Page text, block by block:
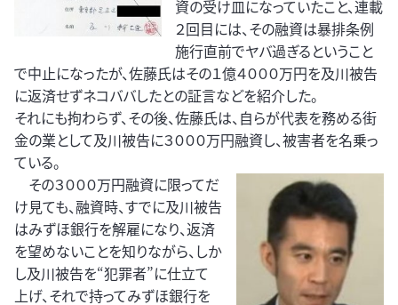
資の受け皿になっていたこと、連載
２回目には、その融資は暴排条例
施行直前でヤバ過ぎるということ
で中止になったが、佐藤氏はその１億４０００万円を及川被告
に返済せずネコババしたとの証言などを紹介した。
それにも拘わらず、その後、佐藤氏は、自らが代表を務める街
金の業として及川被告に３０００万円融資し、被害者を名乗っ
ている。
その３０００万円融資に限ってだ
け見ても、融資時、すでに及川被告
はみずほ銀行を解雇になり、返済
を望めないことを知りながら、しか
し及川被告を“犯罪者”に仕立て
上げ、それで持ってみずほ銀行を